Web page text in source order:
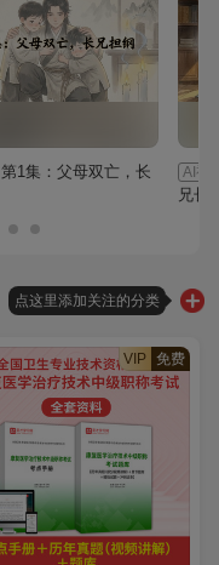
第1集：父母双亡，长
AI视
兄长
点这里添加关注的分类
VIP 免费